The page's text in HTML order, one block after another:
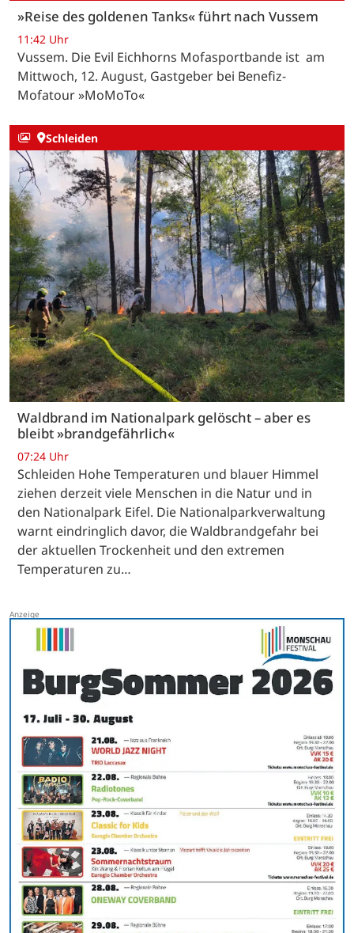
»Reise des goldenen Tanks« führt nach Vussem
11:42 Uhr
Vussem. Die Evil Eichhorns Mofasportbande ist am
Mittwoch, 12. August, Gastgeber bei Benefiz-
Mofatour »MoMoTo«
Schleiden
Waldbrand im Nationalpark gelöscht – aber es
bleibt »brandgefährlich«
07:24 Uhr
Schleiden Hohe Temperaturen und blauer Himmel
ziehen derzeit viele Menschen in die Natur und in
den Nationalpark Eifel. Die Nationalparkverwaltung
warnt eindringlich davor, die Waldbrandgefahr bei
der aktuellen Trockenheit und den extremen
Temperaturen zu…